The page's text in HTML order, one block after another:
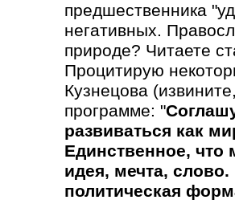
предшественника
негативных.
природе? Читаете
Процитирую
Кузнецова
программе: "
развиваться как
Единственное,
идея, мечта,
политическая